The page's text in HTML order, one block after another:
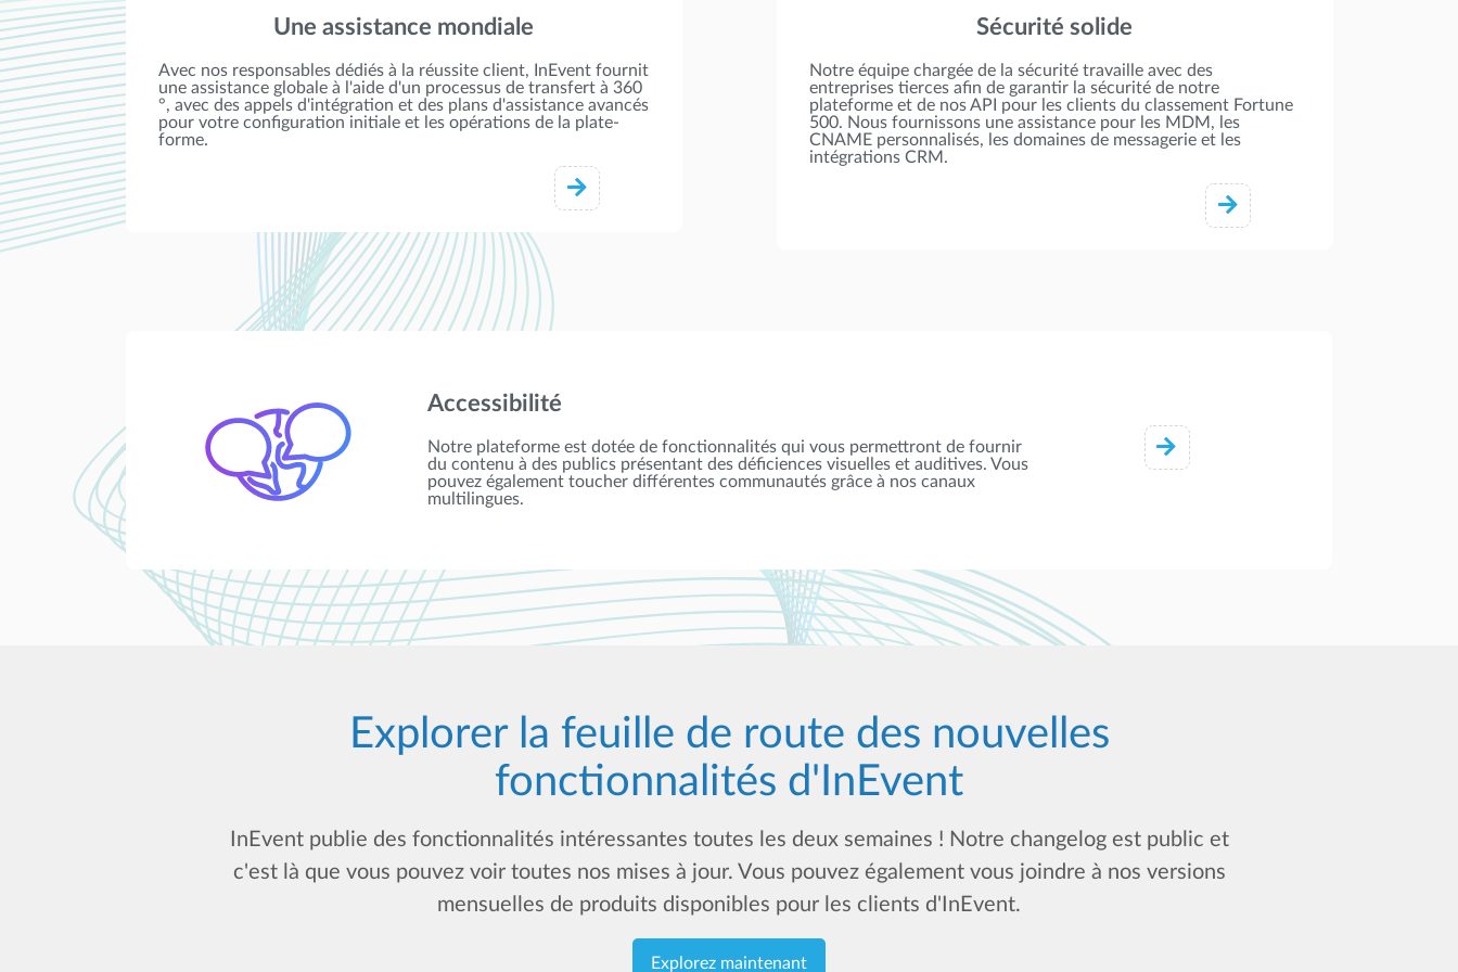
Une assistance mondiale
Avec nos responsables dédiés à la réussite client, InEvent fournit
une assistance globale à l'aide d'un processus de transfert à 360
°, avec des appels d'intégration et des plans d'assistance avancés
pour votre configuration initiale et les opérations de la plate-
forme.
Sécurité solide
Notre équipe chargée de la sécurité travaille avec des
entreprises tierces afin de garantir la sécurité de notre
plateforme et de nos API pour les clients du classement Fortune
500. Nous fournissons une assistance pour les MDM, les
CNAME personnalisés, les domaines de messagerie et les
intégrations CRM.
Accessibilité
Notre plateforme est dotée de fonctionnalités qui vous permettront de fournir
du contenu à des publics présentant des déficiences visuelles et auditives. Vous
pouvez également toucher différentes communautés grâce à nos canaux
multilingues.
Explorer la feuille de route des nouvelles
fonctionnalités d'InEvent
InEvent publie des fonctionnalités intéressantes toutes les deux semaines ! Notre changelog est public et
c'est là que vous pouvez voir toutes nos mises à jour. Vous pouvez également vous joindre à nos versions
mensuelles de produits disponibles pour les clients d'InEvent.
Explorez maintenant